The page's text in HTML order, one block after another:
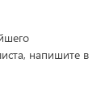
напишите в